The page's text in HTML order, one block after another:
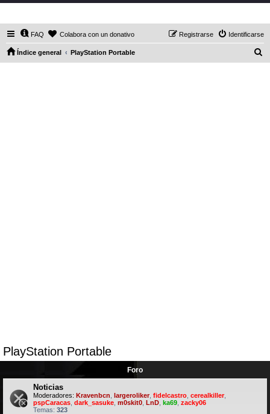
FAQ Colabora con un donativo Identificarse
Registrarse
Índice general PlayStation Portable
PlayStation Portable
Foro
Noticias
Moderadores: Kravenbcn largeroliker fidelcastro cerealkiller
pspCaracas dark_sasuke m0skit0 LnD ka69 zacky06
Temas: 323